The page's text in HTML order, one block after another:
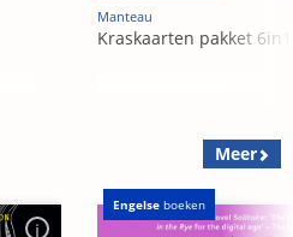
Manteau
Kraskaarten pakket 6in1
Meer
Engelse boeken